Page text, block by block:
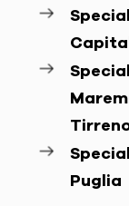
Puglia